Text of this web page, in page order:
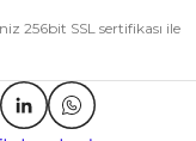
256bit SSL sertifikası ile